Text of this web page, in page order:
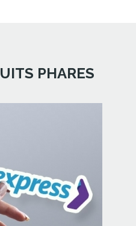
PHARES